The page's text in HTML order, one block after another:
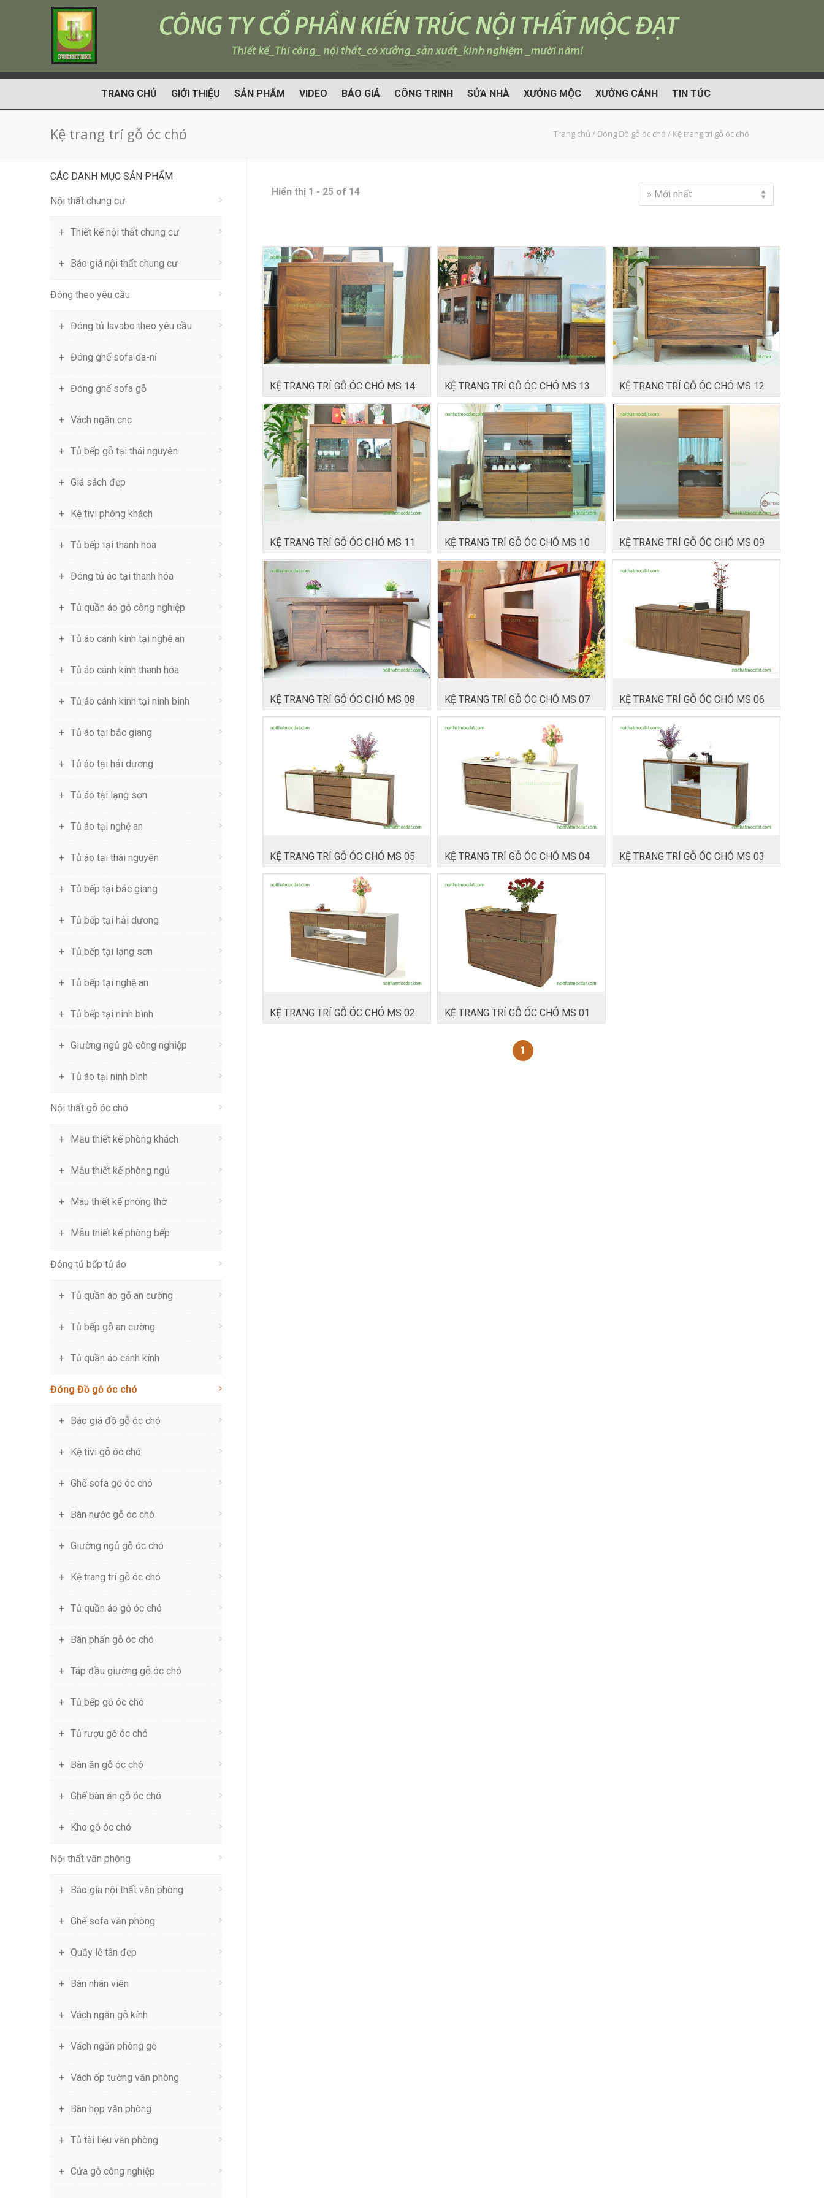
TRANG CHỦ GIỚI THIỆU SẢN PHẨM VIDEO BÁO GIÁ CÔNG TRINH SỬA NHÀ XƯỞNG MỘC XƯỞNG CÁNH TIN TỨC
Kệ trang trí gỗ óc chó Trang chủ /Đóng Đồ gỗ óc chó / Kệ trang trí gỗ óc chó
Hiển thị 1 - 25 of 14 » Mới nhất
KỆ TRANG TRÍ GỖ ÓC CHÓ MS 14 KỆ TRANG TRÍ GỖ ÓC CHÓ MS 13 KỆ TRANG TRÍ GỖ ÓC CHÓ MS 12
KỆ TRANG TRÍ GỖ ÓC CHÓ MS 11 KỆ TRANG TRÍ GỖ ÓC CHÓ MS 10 KỆ TRANG TRÍ GỖ ÓC CHÓ MS 09
KỆ TRANG TRÍ GỖ ÓC CHÓ MS 08 KỆ TRANG TRÍ GỖ ÓC CHÓ MS 07 KỆ TRANG TRÍ GỖ ÓC CHÓ MS 06
KỆ TRANG TRÍ GỖ ÓC CHÓ MS 05 KỆ TRANG TRÍ GỖ ÓC CHÓ MS 04 KỆ TRANG TRÍ GỖ ÓC CHÓ MS 03
KỆ TRANG TRÍ GỖ ÓC CHÓ MS 02 KỆ TRANG TRÍ GỖ ÓC CHÓ MS 01
1
CÁC DANH MỤC SẢN PHẨM
Nội thất chung cư
Thiết kế nội thất chung cư
Báo giá nội thất chung cư
Đóng theo yêu cầu
Đóng tủ lavabo theo yêu cầu
Đóng ghế sofa da-nỉ
Đóng ghế sofa gỗ
Vách ngăn cnc
Tủ bếp gỗ tại thái nguyên
Giá sách đẹp
Kệ tivi phòng khách
Tủ bếp tại thanh hoa
Đóng tủ áo tại thanh hóa
Tủ quần áo gỗ công nghiệp
Tủ áo cánh kính tại nghệ an
Tủ áo cánh kính thanh hóa
Tủ áo cánh kinh tại ninh binh
Tủ áo tại bắc giang
Tủ áo tại hải dương
Tủ áo tại lạng sơn
Tủ áo tại nghệ an
Tủ áo tại thái nguyên
Tủ bếp tại bắc giang
Tủ bếp tại hải dương
Tủ bếp tại lạng sơn
Tủ bếp tại nghệ an
Tủ bếp tại ninh bình
Giường ngủ gỗ công nghiệp
Tủ áo tại ninh bình
Nội thất gỗ óc chó
Mẫu thiết kế phòng khách
Mẫu thiết kế phòng ngủ
Mãu thiết kế phòng thờ
Mẫu thiết kế phòng bếp
Đóng tủ bếp tủ áo
Tủ quần áo gỗ an cường
Tủ bếp gỗ an cường
Tủ quần áo cánh kính
Đóng Đồ gỗ óc chó
Báo giá đồ gỗ óc chó
Kệ tivi gỗ óc chó
Ghế sofa gỗ óc chó
Bàn nước gỗ óc chó
Giường ngủ gỗ óc chó
Kệ trang trí gỗ óc chó
Tủ quần áo gỗ óc chó
Bàn phấn gỗ óc chó
Táp đầu giường gỗ óc chó
Tủ bếp gỗ óc chó
Tủ rượu gỗ óc chó
Bàn ăn gỗ óc chó
Ghế bàn ăn gỗ óc chó
Kho gỗ óc chó
Nội thất văn phòng
Báo gía nội thất văn phòng
Ghế sofa văn phòng
Quầy lễ tân đẹp
Bàn nhân viên
Vách ngăn gỗ kính
Vách ngăn phòng gỗ
Vách ốp tường văn phòng
Bàn họp văn phòng
Tủ tài liệu văn phòng
Cửa gỗ công nghiệp